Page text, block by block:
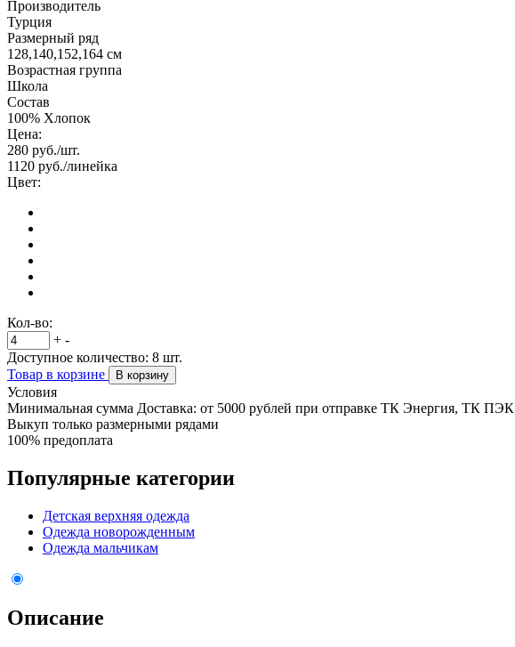
Производитель
Турция
Размерный ряд
128,140,152,164 см
Возрастная группа
Школа
Состав
100% Хлопок
Цена:
280 руб./шт.
1120 руб./линейка
Цвет:
Кол-во:
+ -
Доступное количество: 8 шт.
Товар в корзине
В корзину
Условия
Минимальная сумма Доставка: от 5000 рублей при отправке ТК Энергия, ТК ПЭК
Выкуп только размерными рядами
100% предоплата
Популярные категории
Детская верхняя одежда
Одежда новорожденным
Одежда мальчикам
Описание